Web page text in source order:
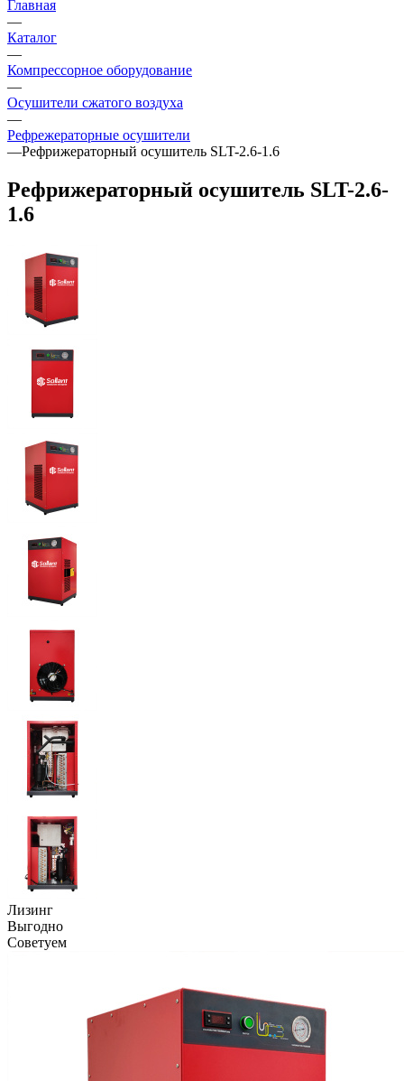
Главная
—
Каталог
—
Компрессорное оборудование
—
Осушители сжатого воздуха
—
Рефрежераторные осушители
—Рефрижераторный осушитель SLT-2.6-1.6
Рефрижераторный осушитель SLT-2.6-
1.6
Лизинг
Выгодно
Советуем